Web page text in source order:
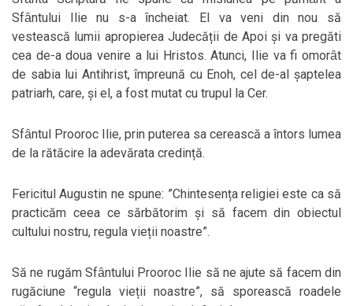
Sfȃntului Ilie nu s­-a ȋncheiat. El va veni din nou să
vestească lumii apropierea Judecății de Apoi și va pregăti
cea de-a doua venire a lui Hristos. Atunci, Ilie va fi omorȃt
de sabia lui Antihrist, ȋmpreună cu Enoh, cel de-al șaptelea
patriarh, care, și el, a fost mutat cu trupul la Cer.
Sfȃntul Prooroc Ilie, prin puterea sa cerească a ȋntors lumea
de la rătăcire la adevărata credință.
Fericitul Augustin ne spune: ”Chintesența religiei este ca să
practicăm ceea ce sărbătorim și să facem din obiectul
cultului nostru, regula vieții noastre”.
Să ne rugăm Sfȃntului Prooroc Ilie să ne ajute să facem din
rugăciune “regula vieții noastre”, să sporească roadele